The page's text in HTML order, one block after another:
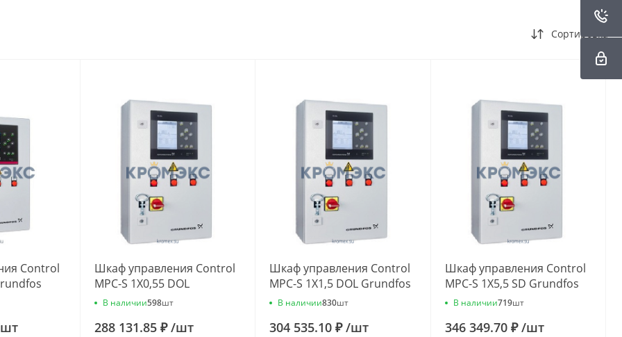
Сортировка
Control
шт
Шкаф управления Control
MPC-S 1X0,55 DOL
Grundfos 96837592
В наличии598шт
288 131.85 ₽/шт
Шкаф управления Control
MPC-S 1X1,5 DOL Grundfos
96837595
В наличии830шт
304 535.10 ₽/шт
Шкаф управления Control
MPC-S 1X5,5 SD Grundfos
96837599
В наличии719шт
346 349.70 ₽/шт